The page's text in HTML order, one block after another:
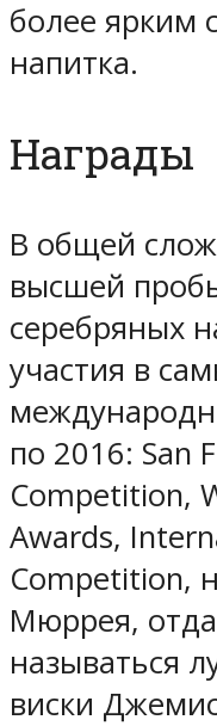
более ярким
напитка.
Награды
В общей
высшей
серебряных
участия в
по 2016: San
Competition,
Awards,
Competition,
Мюррея,
называться
виски